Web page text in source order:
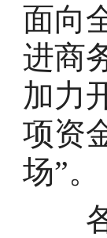
面向
进商
加力
项资
场”。
各